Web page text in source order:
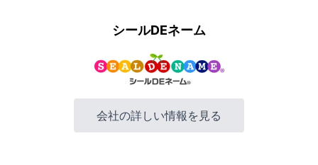
シールDEネーム
会社の詳しい情報を見る